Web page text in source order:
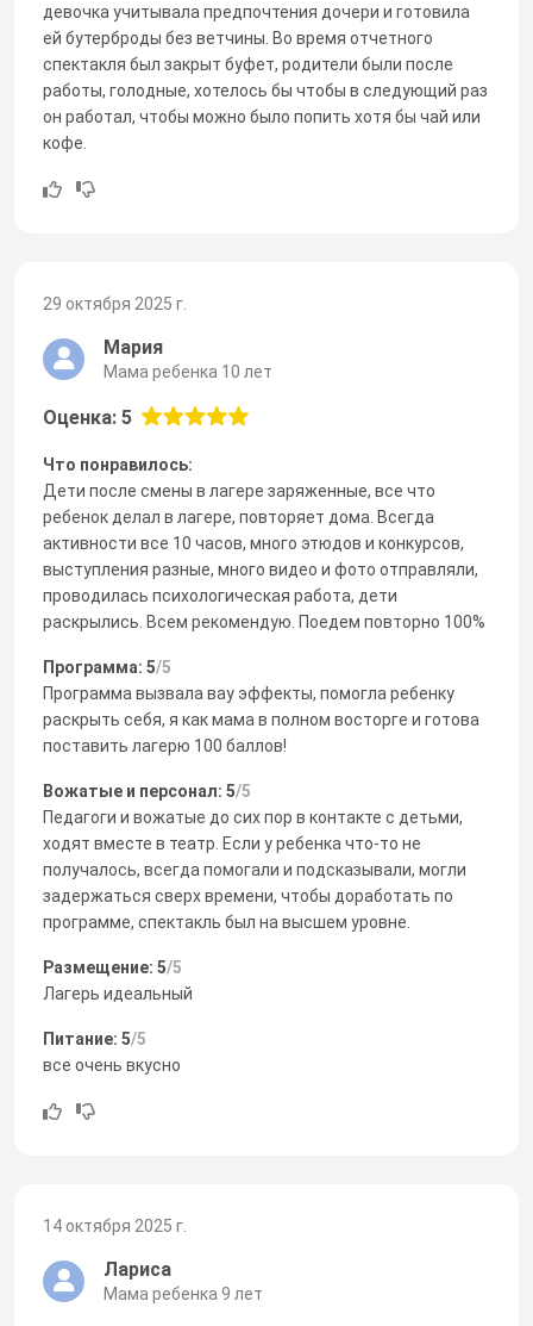
девочка учитывала предпочтения дочери и готовила
ей бутерброды без ветчины. Во время отчетного
спектакля был закрыт буфет, родители были после
работы, голодные, хотелось бы чтобы в следующий раз
он работал, чтобы можно было попить хотя бы чай или
кофе.
29 октября 2025 г.
Мария
Мама ребенка 10 лет
Оценка: 5
Что понравилось:
Дети после смены в лагере заряженные, все что
ребенок делал в лагере, повторяет дома. Всегда
активности все 10 часов, много этюдов и конкурсов,
выступления разные, много видео и фото отправляли,
проводилась психологическая работа, дети
раскрылись. Всем рекомендую. Поедем повторно 100%
Программа: 5/5
Программа вызвала вау эффекты, помогла ребенку
раскрыть себя, я как мама в полном восторге и готова
поставить лагерю 100 баллов!
Вожатые и персонал: 5/5
Педагоги и вожатые до сих пор в контакте с детьми,
ходят вместе в театр. Если у ребенка что-то не
получалось, всегда помогали и подсказывали, могли
задержаться сверх времени, чтобы доработать по
программе, спектакль был на высшем уровне.
Размещение: 5/5
Лагерь идеальный
Питание: 5/5
все очень вкусно
14 октября 2025 г.
Лариса
Мама ребенка 9 лет